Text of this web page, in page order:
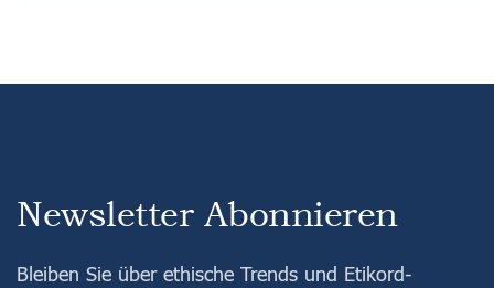
Newsletter Abonnieren
Bleiben Sie über ethische Trends und Etikord-